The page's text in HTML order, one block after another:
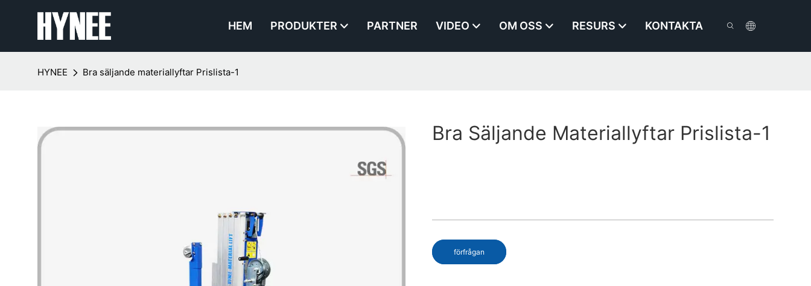
HEM PRODUKTER PARTNER VIDEO OM OSS RESURS KONTAKTA
HYNEE Bra säljande materiallyftar Prislista-1
Bra Säljande Materiallyftar Prislista-1
förfrågan